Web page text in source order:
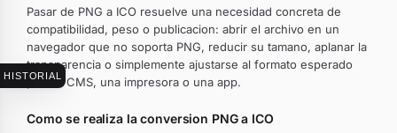
HISTORIAL
Pasar de PNG a ICO resuelve una necesidad concreta de
compatibilidad, peso o publicacion: abrir el archivo en un
navegador que no soporta PNG, reducir su tamano, aplanar la
transparencia o simplemente ajustarse al formato esperado
por un CMS, una impresora o una app.
Como se realiza la conversion PNG a ICO